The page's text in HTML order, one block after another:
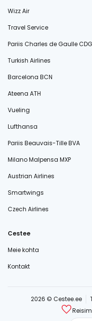
Wizz Air
Travel Service
Pariis Charles de Gaulle CDG
Turkish Airlines
Barcelona BCN
Ateena ATH
Vueling
Lufthansa
Pariis Beauvais-Tille BVA
Milano Malpensa MXP
Austrian Airlines
Smartwings
Czech Airlines
Cestee
Meie kohta
Kontakt
2026 © Cestee.ee